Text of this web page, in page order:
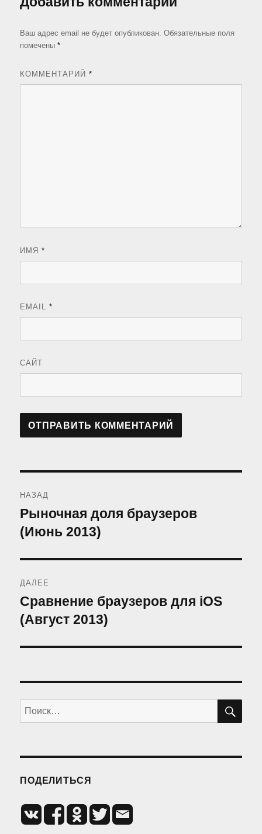
Ваш адрес email не будет опубликован. Обязательные поля
помечены*
КОММЕНТАРИЙ*
ИМЯ*
EMAIL*
САЙТ
по
записям
НАЗАД
Предыдущая
запись:
Рыночная доля браузеров
(Июнь 2013)
ДАЛЕЕ
Следующая
запись:
Сравнение браузеров для iOS
(Август 2013)
Искать:
ПОДЕЛИТЬСЯ